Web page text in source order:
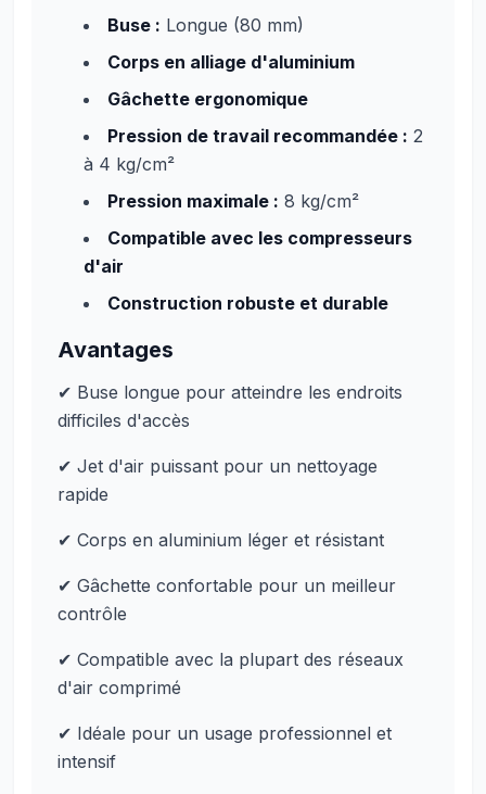
Buse : Longue (80 mm)
Corps en alliage d'aluminium
Gâchette ergonomique
Pression de travail recommandée : 2
à 4 kg/cm²
Pression maximale : 8 kg/cm²
Compatible avec les compresseurs
d'air
Construction robuste et durable
Avantages
✔ Buse longue pour atteindre les endroits
difficiles d'accès
✔ Jet d'air puissant pour un nettoyage
rapide
✔ Corps en aluminium léger et résistant
✔ Gâchette confortable pour un meilleur
contrôle
✔ Compatible avec la plupart des réseaux
d'air comprimé
✔ Idéale pour un usage professionnel et
intensif